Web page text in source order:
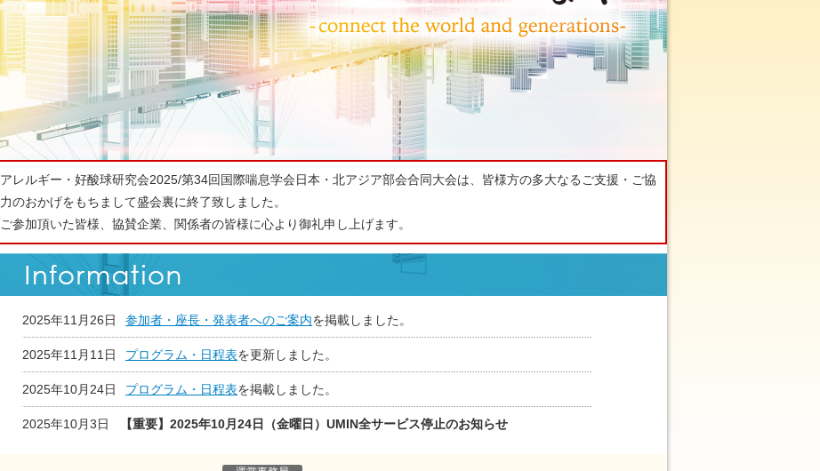
アレルギー・好酸球研究会2025/第34回国際喘息学会日本・北アジア部会合同大会は、皆様方の多大なるご支援・ご協
力のおかげをもちまして盛会裏に終了致しました。
ご参加頂いた皆様、協賛企業、関係者の皆様に心より御礼申し上げます。
2025年11月26日 参加者・座長・発表者へのご案内を掲載しました。
2025年11月11日 プログラム・日程表を更新しました。
2025年10月24日 プログラム・日程表を掲載しました。
2025年10月3日
【重要】2025年10月24日（金曜日）UMIN全サービス停止のお知らせ